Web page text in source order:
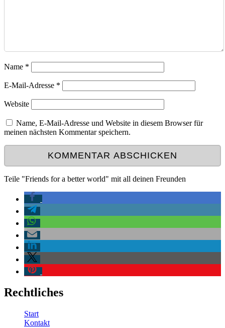
Name *
E-Mail-Adresse *
Website
Name, E-Mail-Adresse und Website in diesem Browser für
meinen nächsten Kommentar speichern.
Teile "Friends for a better world" mit all deinen Freunden
Rechtliches
Start
Kontakt